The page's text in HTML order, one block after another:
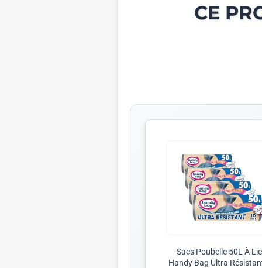
CE
Sacs Poubelle 50L À
Handy Bag Ultra